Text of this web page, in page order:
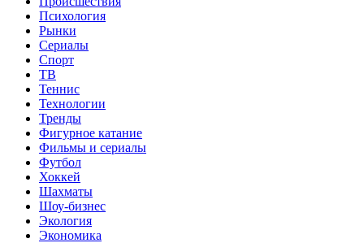
Психология
Рынки
Сериалы
Спорт
ТВ
Теннис
Технологии
Тренды
Фигурное катание
Фильмы и сериалы
Футбол
Хоккей
Шахматы
Шоу-бизнес
Экология
Экономика